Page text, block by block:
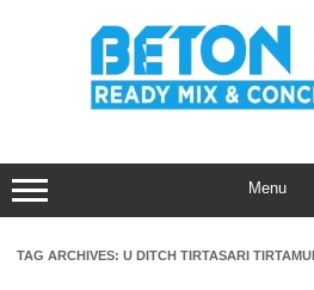
Menu
TAG ARCHIVES: U DITCH TIRTASARI